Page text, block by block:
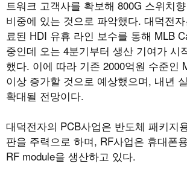
트워크 고객사를 확보해 800G 스위치
비중에 있는 것으로 파악했다. 대덕전
료된 HDI 유휴 라인 보수를 통해 MLB
중인데 오는 4분기부터 생산 기여가 시
했다. 이에 따라 기존 2000억원 수준인
이상 증가할 것으로 예상했으며, 내년
확대될 전망이다.
대덕전자의 PCB사업은 반도체 패키지
판을 주력으로 하며, RF사업은 휴대폰
RF module을 생산하고 있다.